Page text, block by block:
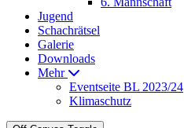
Jugend
Schachrätsel
Galerie
Downloads
Mehr
Eventseite BL 2023/24
Klimaschutz